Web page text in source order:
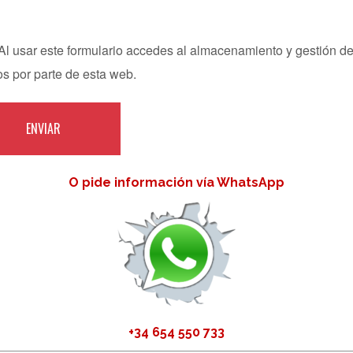
usar este formulario accedes al almacenamiento y gestión
por parte de esta web.
O pide información vía WhatsApp
+34 654 550 733